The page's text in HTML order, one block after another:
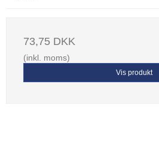
73,75 DKK
(inkl. moms)
Vis produkt